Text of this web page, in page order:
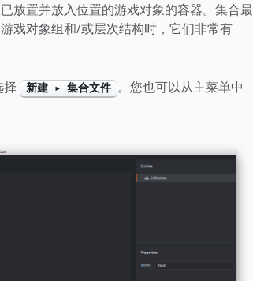
放置并放入位置的游戏对象的容器。集合最
戏对象组和/或层次结构时，它们非常有
择 新建 ▸ 集合文件 。您也可以从主菜单中